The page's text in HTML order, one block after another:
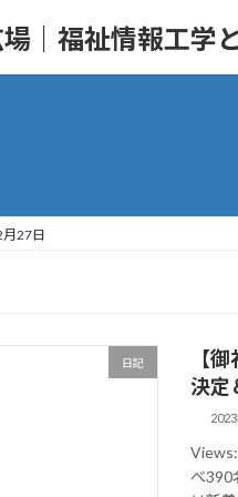
｜福祉情報工学
27日
日記
【
決定
べ390